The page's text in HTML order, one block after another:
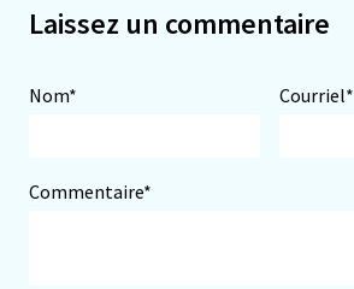
Laissez un commentaire
Nom* Courriel*
Commentaire*